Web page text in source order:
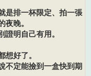
排一杯限定、拍一張
夜晚。
明自己有用。
好了。
定能撿到一盒快到期